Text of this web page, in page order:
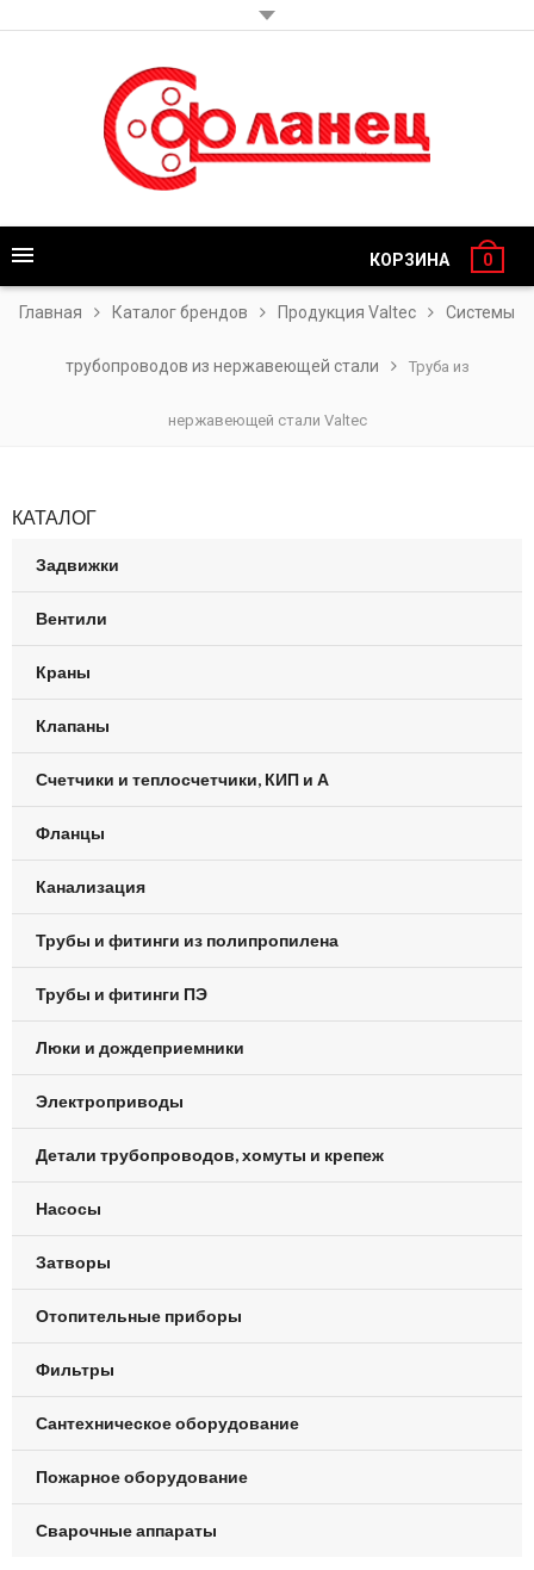
КОРЗИНА 0
Главная Каталог брендов Продукция Valtec Системы
трубопроводов из нержавеющей стали Труба из
нержавеющей стали Valtec
КАТАЛОГ
Задвижки
Вентили
Краны
Клапаны
Счетчики и теплосчетчики, КИП и А
Фланцы
Канализация
Трубы и фитинги из полипропилена
Трубы и фитинги ПЭ
Люки и дождеприемники
Электроприводы
Детали трубопроводов, хомуты и крепеж
Насосы
Затворы
Отопительные приборы
Фильтры
Сантехническое оборудование
Пожарное оборудование
Сварочные аппараты